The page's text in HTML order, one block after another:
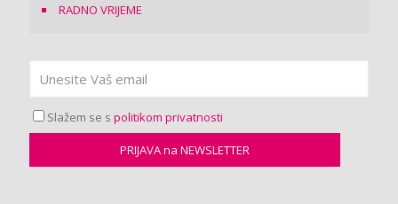
RADNO VRIJEME
Slažem se s politikom privatnosti